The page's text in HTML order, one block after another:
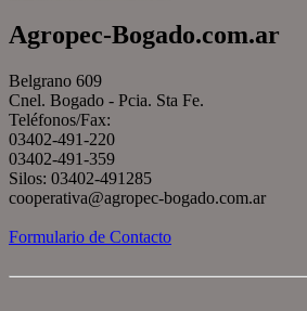
Agropec-Bogado.com.ar
Belgrano 609
Cnel. Bogado - Pcia. Sta Fe.
Teléfonos/Fax:
03402-491-220
03402-491-359
Silos: 03402-491285
cooperativa@agropec-bogado.com.ar
Formulario de Contacto